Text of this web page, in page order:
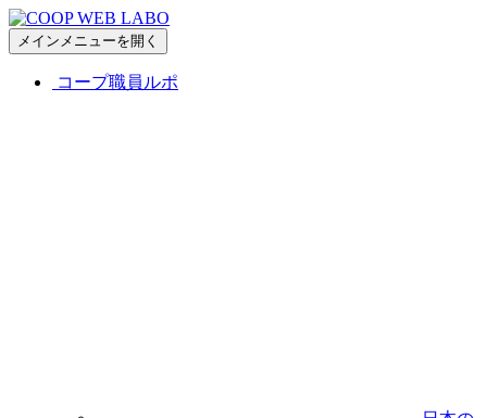
メインメニューを開く
コープ職員ルポ